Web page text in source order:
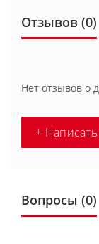
Отзывов (0)
Нет отзывов о
+
Вопросы (0)